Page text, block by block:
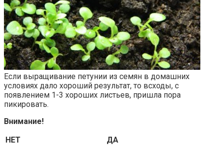
Если выращивание петунии из семян в домашних
условиях дало хороший результат, то всходы, с
появлением 1-3 хороших листьев, пришла пора
пикировать.
Внимание!
НЕТ
ДА